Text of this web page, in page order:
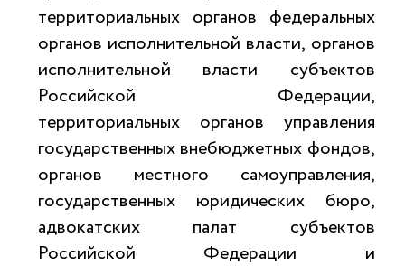
территориальных органов федеральных
органов исполнительной власти, органов
исполнительной власти субъектов
Российской Федерации,
территориальных органов управления
государственных внебюджетных фондов,
органов местного самоуправления,
государственных юридических бюро,
адвокатских палат субъектов
Российской Федерации и